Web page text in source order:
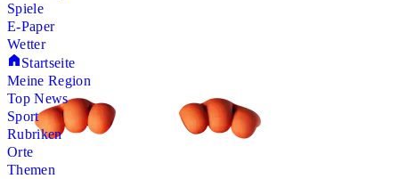
Spiele
E-Paper
Wetter
Startseite
Meine Region
Top News
Sport
Rubriken
Orte
Themen